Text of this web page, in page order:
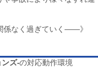
係なく過ぎていく――》
ズ-の対応動作環境